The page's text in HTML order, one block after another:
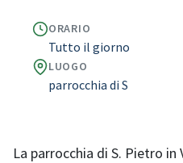
ORARIO
Tutto il giorno
LUOGO
parrocchia di S
La parrocchia di S. Pietro